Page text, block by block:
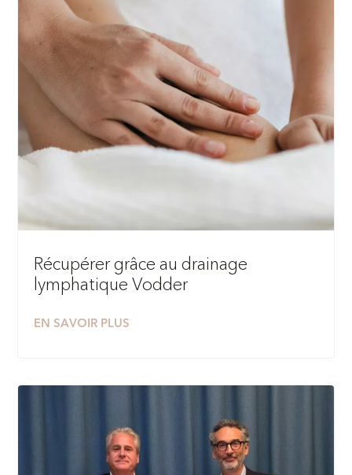
Récupérer grâce au drainage
lymphatique Vodder
EN SAVOIR PLUS